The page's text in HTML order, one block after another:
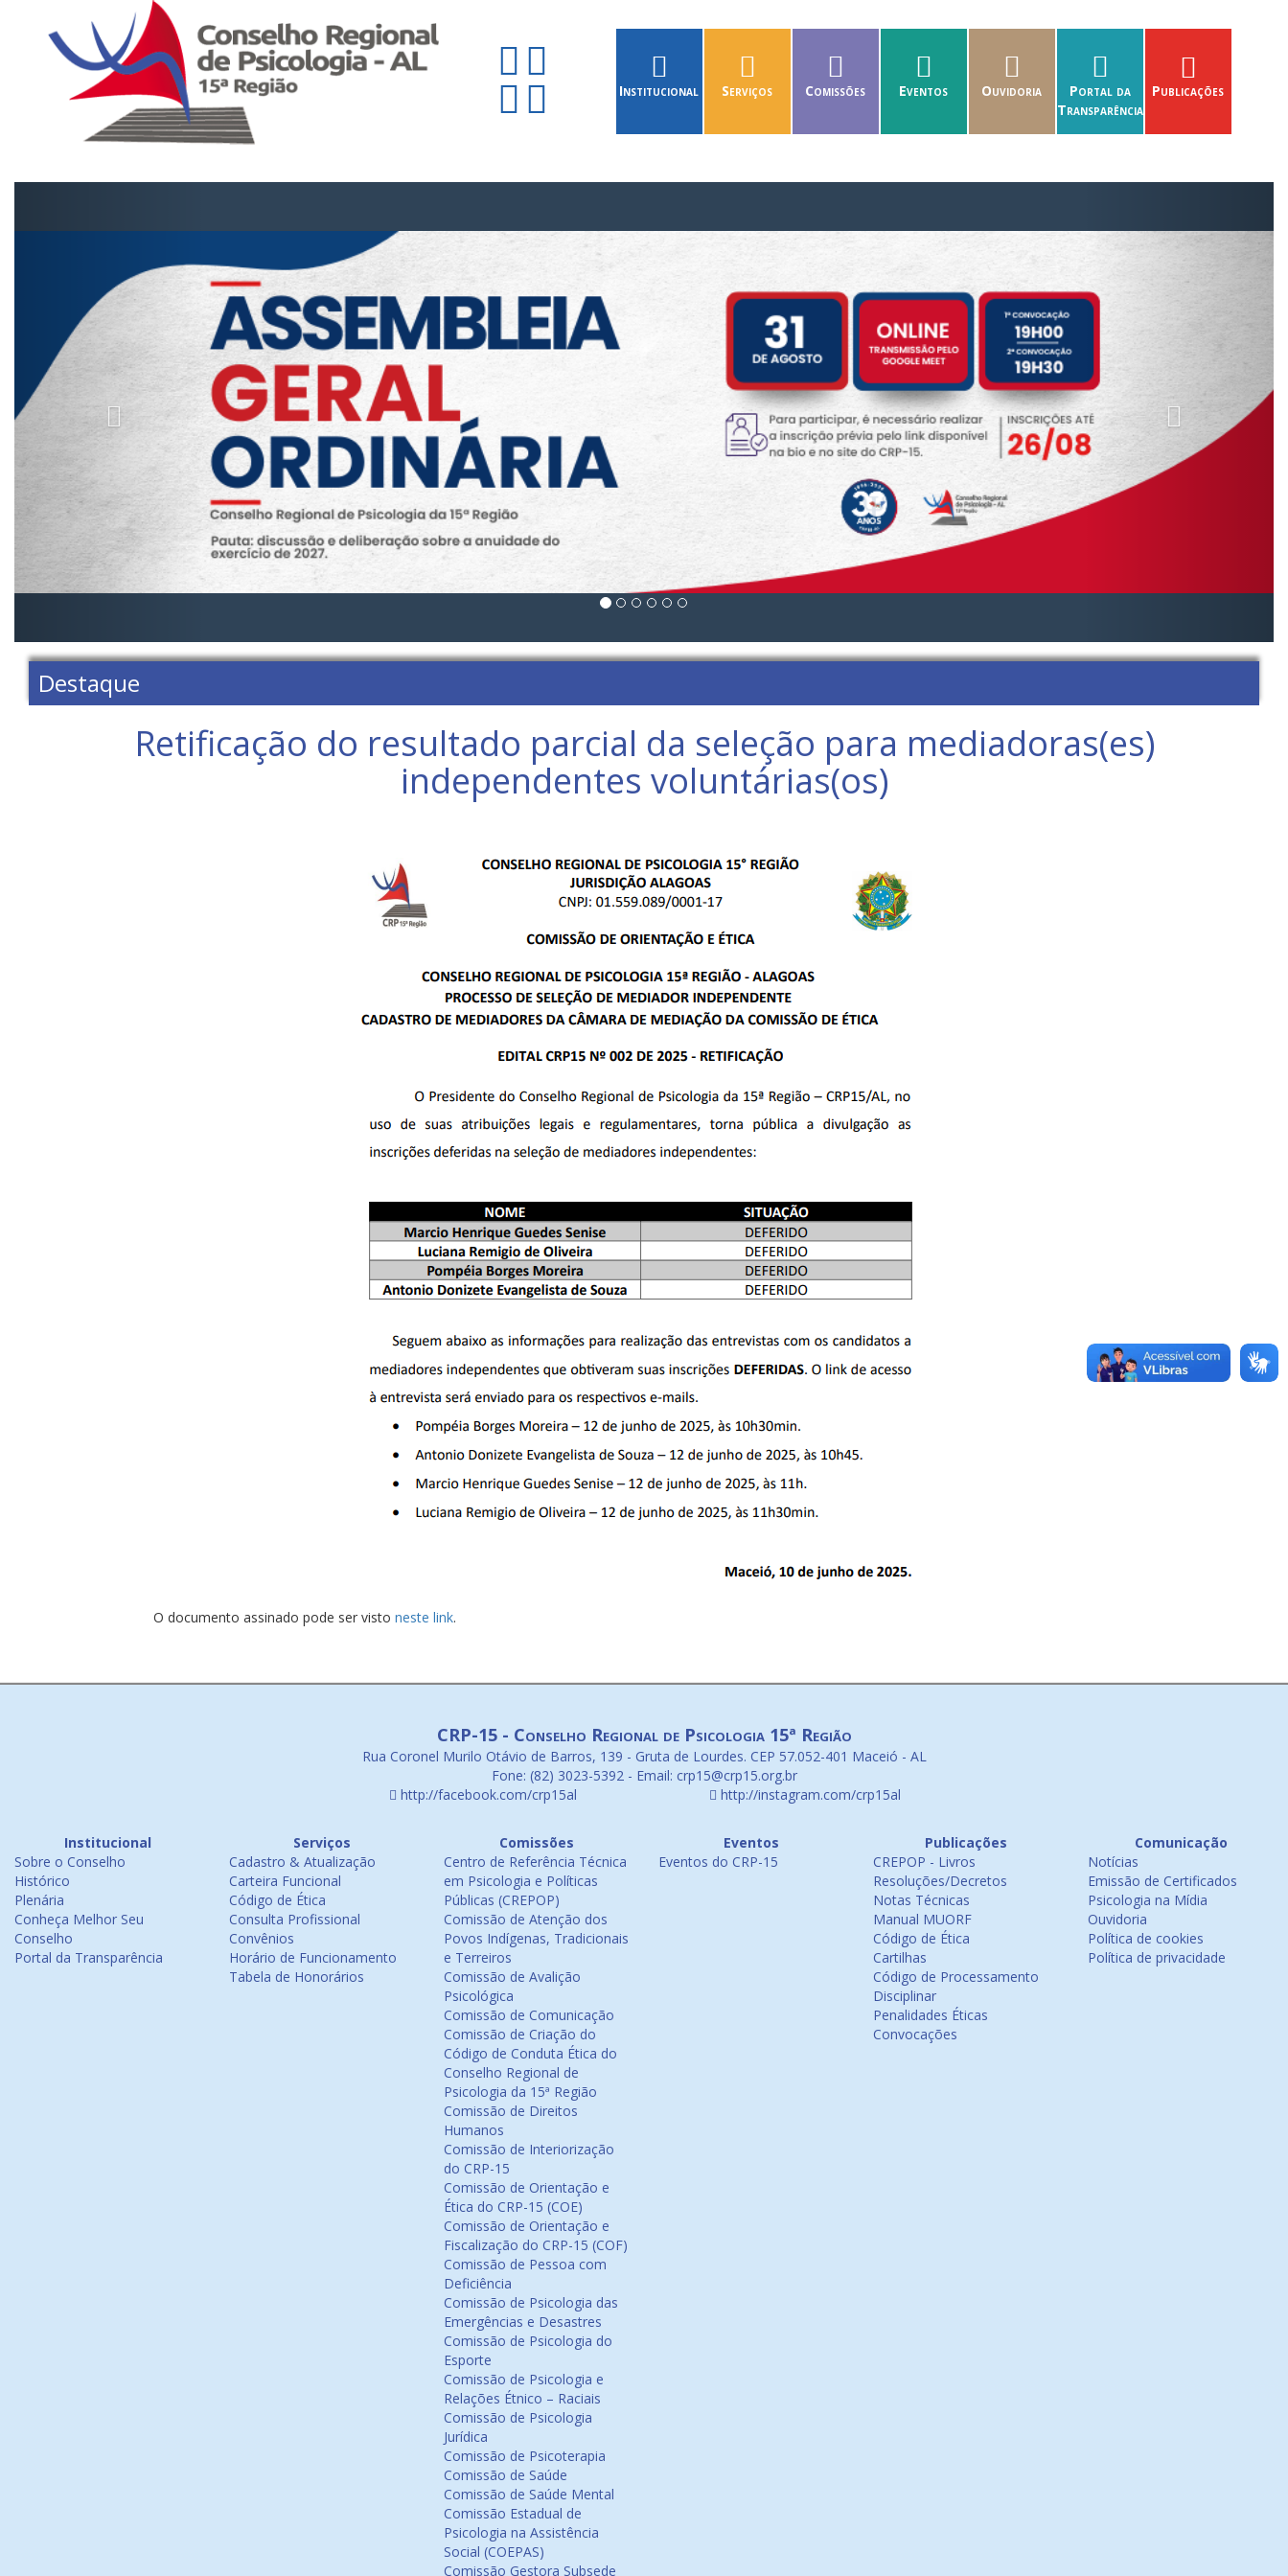
Institucional Serviços Comissões Eventos Ouvidoria
Portal da
Transparência
Publicações
Destaque
Retificação do resultado parcial da seleção para mediadoras(es)
independentes voluntárias(os)
O documento assinado pode ser visto neste link.
CRP-15 - Conselho Regional de Psicologia 15ª Região
Rua Coronel Murilo Otávio de Barros, 139 - Gruta de Lourdes. CEP 57.052-401 Maceió - AL
Fone: (82) 3023-5392 - Email: crp15@crp15.org.br
http://facebook.com/crp15al
http://instagram.com/crp15al
Institucional
Sobre o Conselho
Histórico
Plenária
Conheça Melhor Seu
Conselho
Portal da Transparência
Serviços
Cadastro & Atualização
Carteira Funcional
Código de Ética
Consulta Profissional
Convênios
Horário de Funcionamento
Tabela de Honorários
Comissões
Centro de Referência Técnica
em Psicologia e Políticas
Públicas (CREPOP)
Comissão de Atenção dos
Povos Indígenas, Tradicionais
e Terreiros
Comissão de Avalição
Psicológica
Comissão de Comunicação
Comissão de Criação do
Código de Conduta Ética do
Conselho Regional de
Psicologia da 15ª Região
Comissão de Direitos
Humanos
Comissão de Interiorização
do CRP-15
Comissão de Orientação e
Ética do CRP-15 (COE)
Comissão de Orientação e
Fiscalização do CRP-15 (COF)
Comissão de Pessoa com
Deficiência
Comissão de Psicologia das
Emergências e Desastres
Comissão de Psicologia do
Esporte
Comissão de Psicologia e
Relações Étnico – Raciais
Comissão de Psicologia
Jurídica
Comissão de Psicoterapia
Comissão de Saúde
Comissão de Saúde Mental
Comissão Estadual de
Psicologia na Assistência
Social (COEPAS)
Comissão Gestora Subsede
Eventos
Eventos do CRP-15
Publicações
CREPOP - Livros
Resoluções/Decretos
Notas Técnicas
Manual MUORF
Código de Ética
Cartilhas
Código de Processamento
Disciplinar
Penalidades Éticas
Convocações
Comunicação
Notícias
Emissão de Certificados
Psicologia na Mídia
Ouvidoria
Política de cookies
Política de privacidade